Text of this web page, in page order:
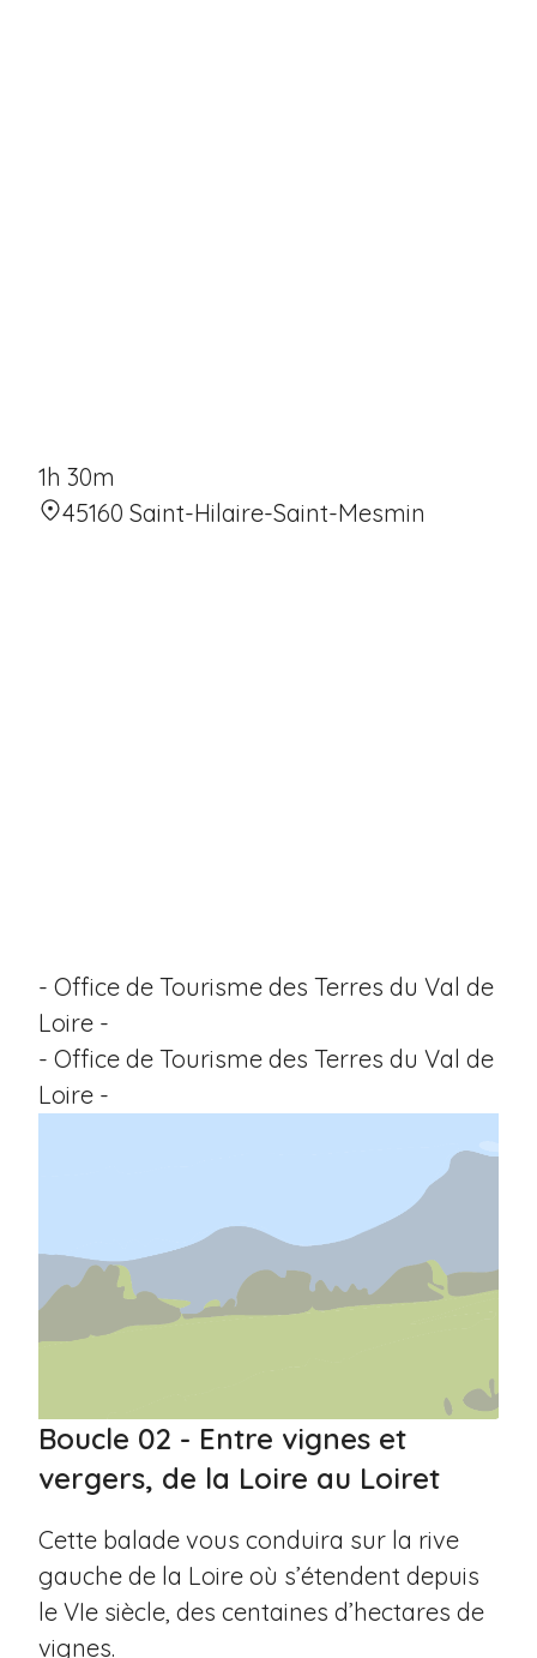
1h 30m
45160 Saint-Hilaire-Saint-Mesmin
- Office de Tourisme des Terres du Val de
Loire -
- Office de Tourisme des Terres du Val de
Loire -
Boucle 02 - Entre vignes et
vergers, de la Loire au Loiret
Cette balade vous conduira sur la rive
gauche de la Loire où s’étendent depuis
le VIe siècle, des centaines d’hectares de
vignes.